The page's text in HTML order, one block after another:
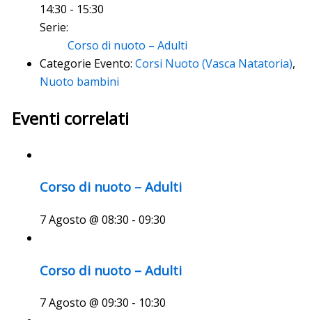
14:30 - 15:30
Serie:
Corso di nuoto – Adulti
Categorie Evento: Corsi Nuoto (Vasca Natatoria),
Nuoto bambini
Eventi correlati
Corso di nuoto – Adulti
7 Agosto @ 08:30 - 09:30
Corso di nuoto – Adulti
7 Agosto @ 09:30 - 10:30